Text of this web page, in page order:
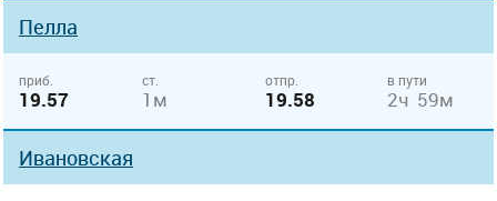
Пелла
приб.
19.57
ст.
1м
отпр.
19.58
в пути
2ч 59м
Ивановская